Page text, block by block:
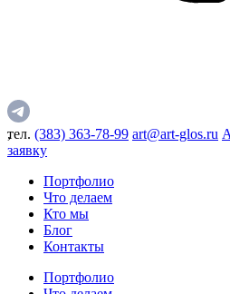
,тел. (383) 363-78-99 art@art-glos.ru
заявку
Портфолио
Что делаем
Кто мы
Блог
Контакты
Портфолио